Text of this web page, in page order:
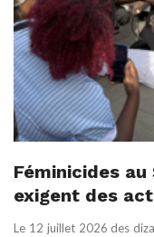
Féminicides
exigent des
Le 12 juillet 2026 des